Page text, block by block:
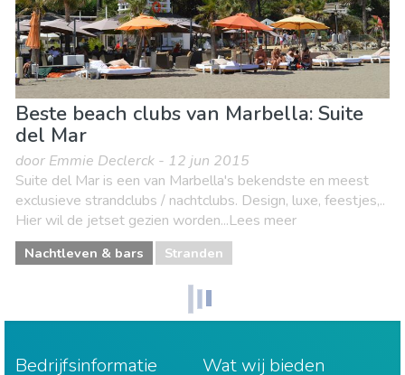
Beste beach clubs van Marbella: Suite
del Mar
door Emmie Declerck - 12 jun 2015
Suite del Mar is een van Marbella's bekendste en meest
exclusieve strandclubs / nachtclubs. Design, luxe, feestjes,..
Hier wil de jetset gezien worden...Lees meer
Nachtleven & bars Stranden
Bedrijfsinformatie Wat wij bieden